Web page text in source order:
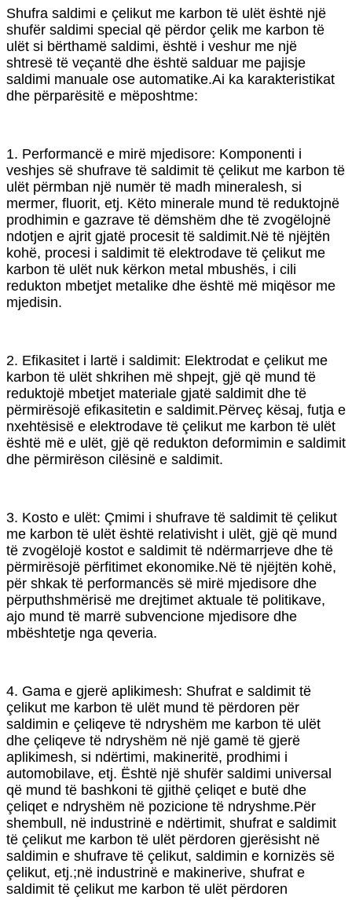
Shufra saldimi e çelikut me karbon të ulët është një
shufër saldimi special që përdor çelik me karbon të
ulët si bërthamë saldimi, është i veshur me një
shtresë të veçantë dhe është salduar me pajisje
saldimi manuale ose automatike.Ai ka karakteristikat
dhe përparësitë e mëposhtme:
1. Performancë e mirë mjedisore: Komponenti i
veshjes së shufrave të saldimit të çelikut me karbon të
ulët përmban një numër të madh mineralesh, si
mermer, fluorit, etj. Këto minerale mund të reduktojnë
prodhimin e gazrave të dëmshëm dhe të zvogëlojnë
ndotjen e ajrit gjatë procesit të saldimit.Në të njëjtën
kohë, procesi i saldimit të elektrodave të çelikut me
karbon të ulët nuk kërkon metal mbushës, i cili
redukton mbetjet metalike dhe është më miqësor me
mjedisin.
2. Efikasitet i lartë i saldimit: Elektrodat e çelikut me
karbon të ulët shkrihen më shpejt, gjë që mund të
reduktojë mbetjet materiale gjatë saldimit dhe të
përmirësojë efikasitetin e saldimit.Përveç kësaj, futja e
nxehtësisë e elektrodave të çelikut me karbon të ulët
është më e ulët, gjë që redukton deformimin e saldimit
dhe përmirëson cilësinë e saldimit.
3. Kosto e ulët: Çmimi i shufrave të saldimit të çelikut
me karbon të ulët është relativisht i ulët, gjë që mund
të zvogëlojë kostot e saldimit të ndërmarrjeve dhe të
përmirësojë përfitimet ekonomike.Në të njëjtën kohë,
për shkak të performancës së mirë mjedisore dhe
përputhshmërisë me drejtimet aktuale të politikave,
ajo mund të marrë subvencione mjedisore dhe
mbështetje nga qeveria.
4. Gama e gjerë aplikimesh: Shufrat e saldimit të
çelikut me karbon të ulët mund të përdoren për
saldimin e çeliqeve të ndryshëm me karbon të ulët
dhe çeliqeve të ndryshëm në një gamë të gjerë
aplikimesh, si ndërtimi, makineritë, prodhimi i
automobilave, etj. Është një shufër saldimi universal
që mund të bashkoni të gjithë çeliqet e butë dhe
çeliqet e ndryshëm në pozicione të ndryshme.Për
shembull, në industrinë e ndërtimit, shufrat e saldimit
të çelikut me karbon të ulët përdoren gjerësisht në
saldimin e shufrave të çelikut, saldimin e kornizës së
çelikut, etj.;në industrinë e makinerive, shufrat e
saldimit të çelikut me karbon të ulët përdoren